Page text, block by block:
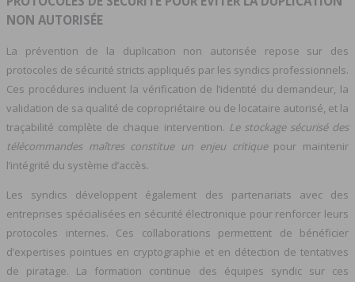
NON AUTORISÉE
La prévention de la duplication non autorisée repose sur des
protocoles de sécurité stricts appliqués par les syndics professionnels.
Ces procédures incluent la vérification de l’identité du demandeur, la
validation de sa qualité de copropriétaire ou de locataire autorisé, et la
traçabilité complète de chaque intervention. Le stockage sécurisé des
télécommandes maîtres constitue un enjeu critique pour maintenir
l’intégrité du système d’accès.
Les syndics développent également des partenariats avec des
entreprises spécialisées en sécurité électronique pour renforcer leurs
protocoles internes. Ces collaborations permettent de bénéficier
d’expertises pointues en cryptographie et en détection de tentatives
de piratage. La formation continue des équipes syndic sur ces